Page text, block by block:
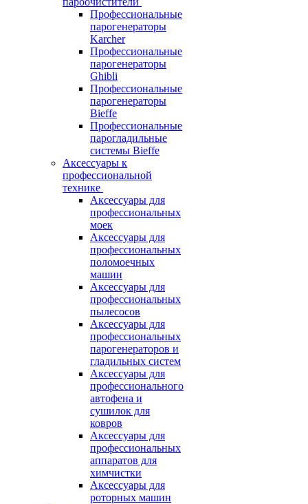
Профессиональные
парогенераторы
Karcher
Профессиональные
парогенераторы
Ghibli
Профессиональные
парогенераторы
Bieffe
Профессиональные
парогладильные
системы Bieffe
Аксессуары к
профессиональной
технике
Аксессуары для
профессиональных
моек
Аксессуары для
профессиональных
поломоечных
машин
Аксессуары для
профессиональных
пылесосов
Аксессуары для
профессиональных
парогенераторов и
гладильных систем
Аксессуары для
профессионального
автофена и
сушилок для
ковров
Аксессуары для
профессиональных
аппаратов для
химчистки
Аксессуары для
роторных машин